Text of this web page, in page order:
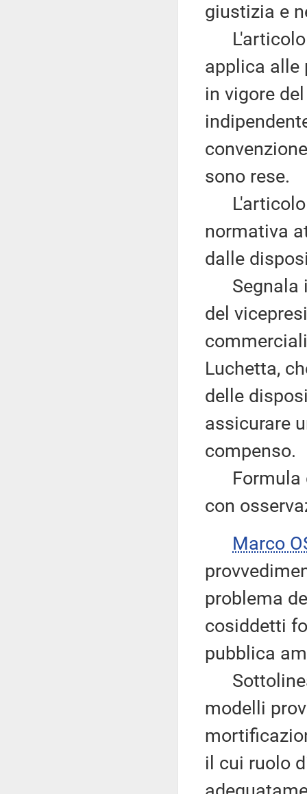
giustizia e
L'articolo
applica alle
in vigore
sono rese.
L'articolo
normativa
dalle
Segnala
del
Luchetta,
delle
assicurare
compenso.
Formula
con
Marco
problema
cosiddetti
pubblica
modelli
il cui ruolo